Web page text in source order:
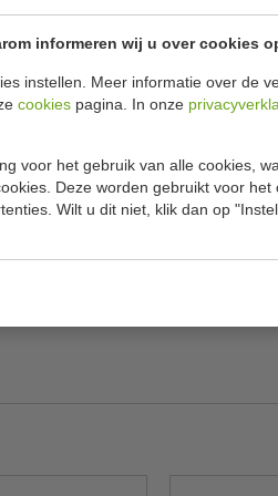
informeren wij u over cookies
instellen. Meer informatie over de
cookies pagina. In onze
voor het gebruik van alle cookies,
Deze worden gebruikt voor het
Wilt u dit niet, klik dan opMateriaal